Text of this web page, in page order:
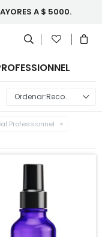
A $ 5000.
Recomendados
Professionnel